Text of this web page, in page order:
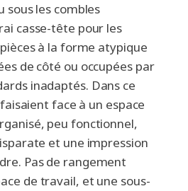
sous les combles
casse-tête pour les
à la forme atypique
de côté ou occupées par
inadaptés. Dans ce
face à un espace
peu fonctionnel,
et une impression
Pas de rangement
de travail, et une sous-